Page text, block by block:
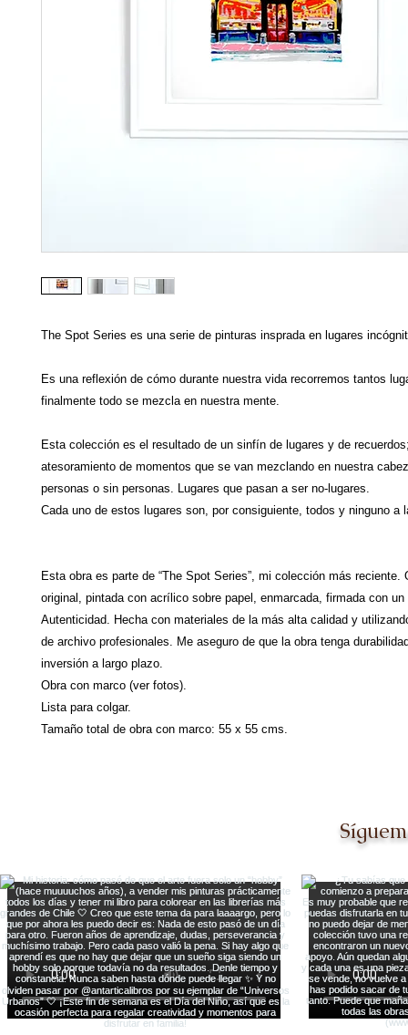
The Spot Series es una serie de pinturas insprada en lugares
Es una reflexión de cómo durante nuestra vida recorremos tantos
finalmente todo se mezcla en nuestra mente.
Esta colección es el resultado de un sinfín de lugares y de
atesoramiento de momentos que se van mezclando en nuestra
personas o sin personas. Lugares que pasan a ser no-lugares.
Cada uno de estos lugares son, por consiguiente, todos y ninguno a
Esta obra es parte de “The Spot Series”, mi colección más reciente.
original, pintada con acrílico sobre papel, enmarcada, firmada con un
Autenticidad. Hecha con materiales de la más alta calidad y
de archivo profesionales. Me aseguro de que la obra tenga
inversión a largo plazo.
Obra con marco (ver fotos).
Lista para colgar.
Tamaño total de obra con marco: 55 x 55 cms.